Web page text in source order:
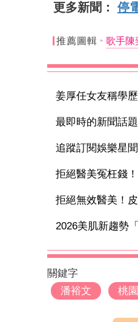
更多新聞： 停
推薦圖輯 歌手陳
姜厚任女友稱學
最即時的新聞話
追蹤訂閱娛樂星
拒絕醫美冤枉錢
拒絕無效醫美！
2026美肌新趨勢
關鍵字
潘裕文
桃